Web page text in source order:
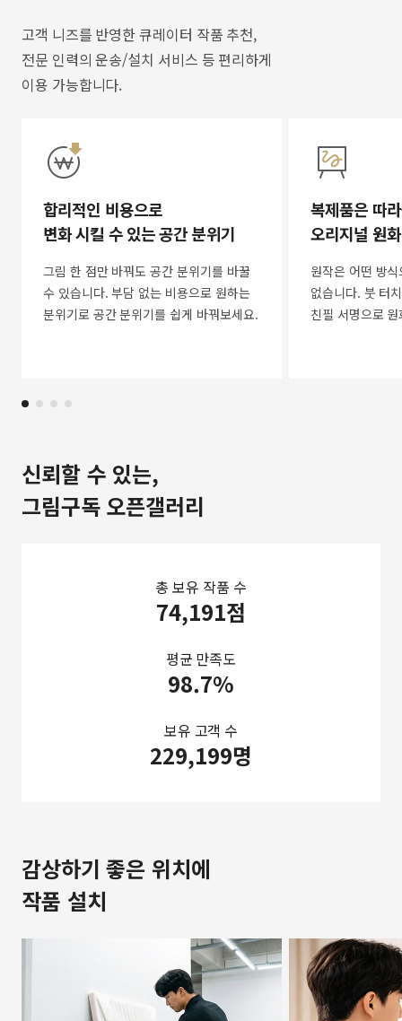
고객 니즈를 반영한 큐레이터 작품 추천,
전문 인력의 운송/설치 서비스 등 편리하게
이용 가능합니다.
합리적인 비용으로
변화 시킬 수 있는 공간 분위기
그림 한 점만 바꿔도 공간 분위기를 바꿀
수 있습니다. 부담 없는 비용으로 원하는
분위기로 공간 분위기를 쉽게 바꿔보세요.
복제품은 따
오리지널 원
원작은 어떤 방
없습니다. 붓 터
친필 서명으로
신뢰할 수 있는,
그림구독 오픈갤러리
총 보유 작품 수
74,191점
평균 만족도
98.7%
보유 고객 수
229,199명
감상하기 좋은 위치에
작품 설치